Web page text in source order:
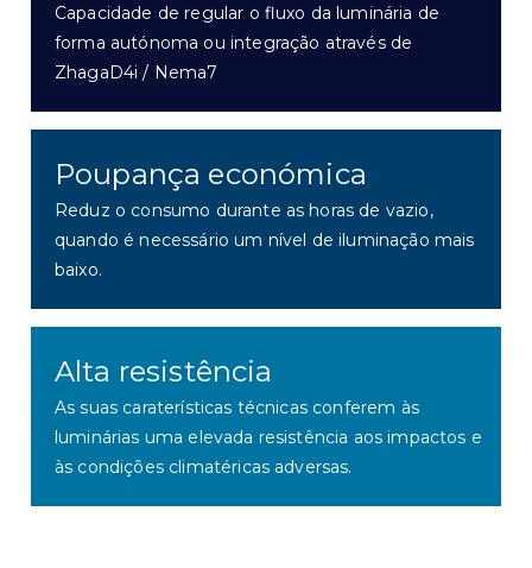
Capacidade de regular o fluxo da luminária de
forma autónoma ou integração através de
ZhagaD4i / Nema7
Poupança económica
Reduz o consumo durante as horas de vazio,
quando é necessário um nível de iluminação mais
baixo.
Alta resistência
As suas caraterísticas técnicasconferem às
luminárias uma elevada resistência aos impactos e
às condições climatéricas adversas.